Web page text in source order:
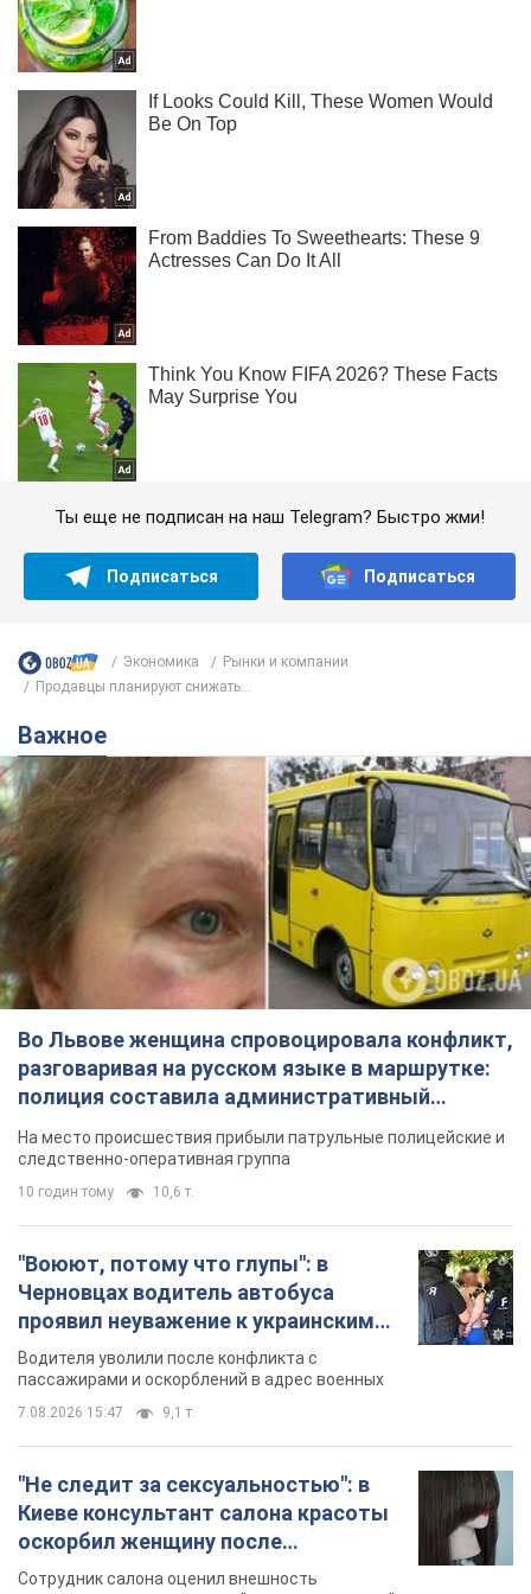
Ты еще не подписан на наш Telegram? Быстро жми!
Подписаться Подписаться
Экономика
Рынки и компании
Продавцы планируют снижать...
Важное
Во Львове женщина спровоцировала конфликт,
разговаривая на русском языке в маршрутке:
полиция составила административный
протокол. Видео
На место происшествия прибыли патрульные полицейские и
следственно-оперативная группа
10 годин тому 10,6 т.
"Воюют, потому что глупы": в
Черновцах водитель автобуса
проявил неуважение к украинским
военным и поплатился за это.
Видео
Водителя уволили после конфликта с
пассажирами и оскорблений в адрес военных
7.08.2026 15:47 9,1 т.
"Не следит за сексуальностью": в
Киеве консультант салона красоты
оскорбил женщину после
химиотерапии, разгорелся скандал.
Сотрудник салона оценил внешность